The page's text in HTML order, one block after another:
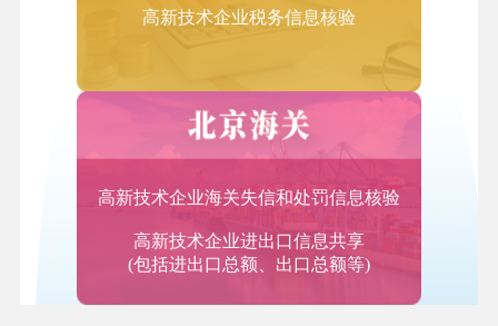
1.信息系统集成服务
备现场组装、软件安装与调试及相关运营维护支撑服
务；系统运营维护服务，包括系统运行检测监控、故
障定位与排除、性能管理、优化升级等。
2.数据服务
询、清洗、整理、应用服务，数据增值服务，提供其
他未分类数据处理服务。
高新技术企业税务信息核验
高新技术企业海关失信和处罚信息核验
高新技术企业进出口信息共享
(包括进出口总额、出口总额等)